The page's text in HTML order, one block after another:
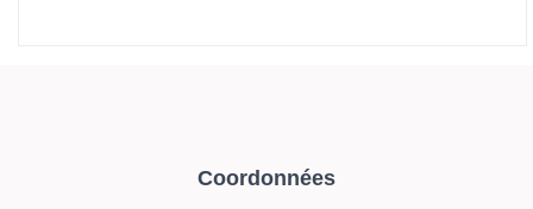
Coordonnées